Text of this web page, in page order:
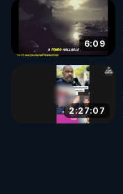
6:09
2:27:07